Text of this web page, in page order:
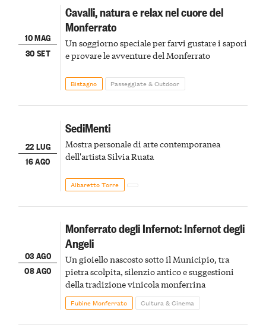
10 MAG
30 SET
Cavalli, natura e relax nel cuore del
Monferrato
Un soggiorno speciale per farvi gustare i sapori
e provare le avventure del Monferrato
Bistagno Passeggiate & Outdoor
22 LUG
16 AGO
SediMenti
Mostra personale di arte contemporanea
dell'artista Silvia Ruata
Albaretto Torre
03 AGO
08 AGO
Monferrato degli Infernot: Infernot degli
Angeli
Un gioiello nascosto sotto il Municipio, tra
pietra scolpita, silenzio antico e suggestioni
della tradizione vinicola monferrina
Fubine Monferrato Cultura & Cinema